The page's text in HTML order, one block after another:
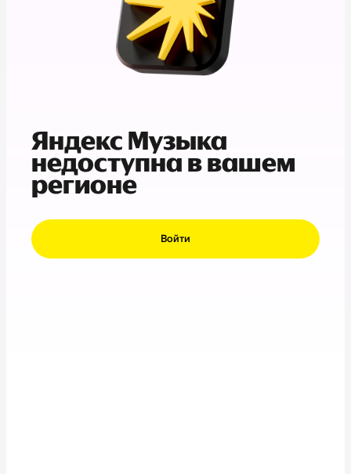
Яндекс Музыка
недоступна в вашем
регионе
Войти